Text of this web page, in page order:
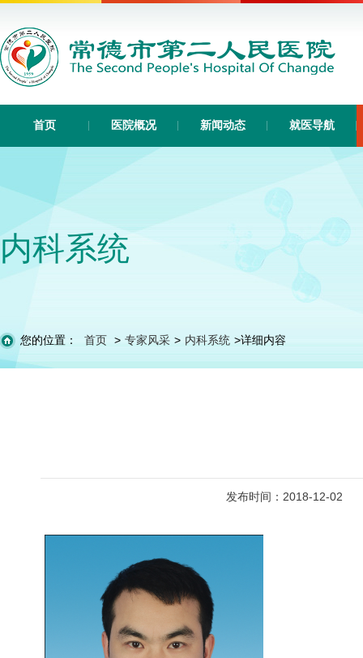
首页 医院概况 新闻动态 就医导航
内科系统
您的位置： 首页 > 专家风采 > 内科系统 >详细内容
发布时间：2018-12-02